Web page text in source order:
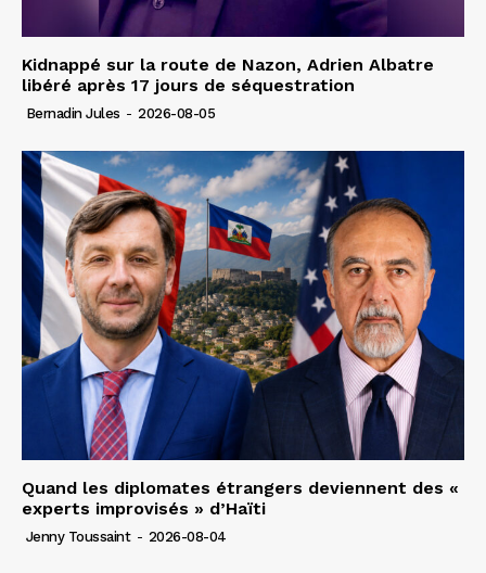
Kidnappé sur la route de Nazon, Adrien Albatre
libéré après 17 jours de séquestration
Bernadin Jules - 2026-08-05
Quand les diplomates étrangers deviennent des «
experts improvisés » d’Haïti
Jenny Toussaint - 2026-08-04